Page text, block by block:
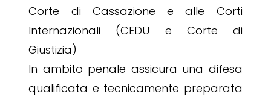
Corte di Cassazione e alle Corti
Internazionali (CEDU e Corte di
Giustizia)
In ambito penale assicura una difesa
qualificata e tecnicamente preparata